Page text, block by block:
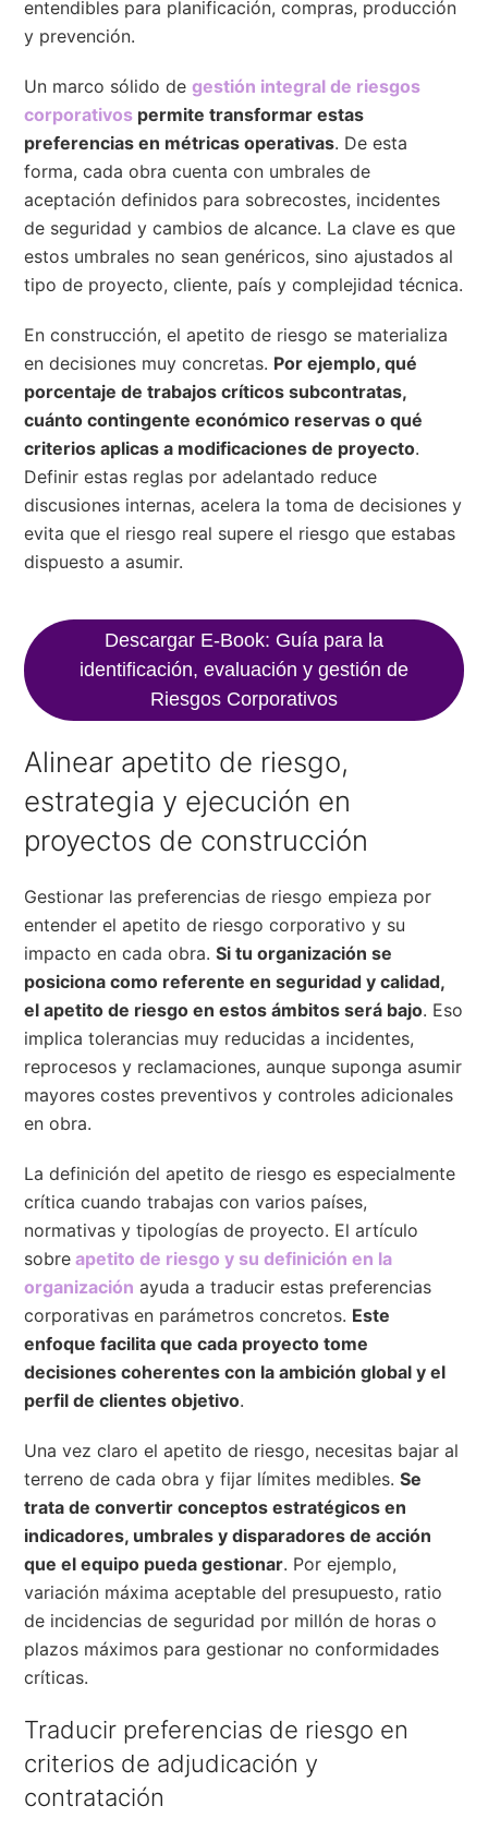
entendibles para planificación, compras, producción
y prevención.
Un marco sólido degestión integral de riesgos
corporativos permite transformar estas
preferencias en métricas operativas. De esta
forma, cada obra cuenta con umbrales de
aceptación definidos para sobrecostes, incidentes
de seguridad y cambios de alcance. La clave es que
estos umbrales no sean genéricos, sino ajustados al
tipo de proyecto, cliente, país y complejidad técnica.
En construcción, el apetito de riesgo se materializa
en decisiones muy concretas. Por ejemplo, qué
porcentaje de trabajos críticos subcontratas,
cuánto contingente económico reservas o qué
criterios aplicas a modificaciones de proyecto.
Definir estas reglas por adelantado reduce
discusiones internas, acelera la toma de decisiones y
evita que el riesgo real supere el riesgo que estabas
dispuesto a asumir.
Descargar E-Book: Guía para la
identificación, evaluación y gestión de
Riesgos Corporativos
Alinear apetito de riesgo,
estrategia y ejecución en
proyectos de construcción
Gestionar las preferencias de riesgo empieza por
entender el apetito de riesgo corporativo y su
impacto en cada obra.Si tu organización se
posiciona como referente en seguridad y calidad,
el apetito de riesgo en estos ámbitos será bajo. Eso
implica tolerancias muy reducidas a incidentes,
reprocesos y reclamaciones, aunque suponga asumir
mayores costes preventivos y controles adicionales
en obra.
La definición del apetito de riesgo es especialmente
crítica cuando trabajas con varios países,
normativas y tipologías de proyecto. El artículo
sobre apetito de riesgo y su definición en la
organización ayuda a traducir estas preferencias
corporativas en parámetros concretos. Este
enfoque facilita que cada proyecto tome
decisiones coherentes con la ambición global y el
perfil de clientes objetivo.
Una vez claro el apetito de riesgo, necesitas bajar al
terreno de cada obra y fijar límites medibles.Se
trata de convertir conceptos estratégicos en
indicadores, umbrales y disparadores de acción
que el equipo pueda gestionar. Por ejemplo,
variación máxima aceptable del presupuesto, ratio
de incidencias de seguridad por millón de horas o
plazos máximos para gestionar no conformidades
críticas.
Traducir preferencias de riesgo en
criterios de adjudicación y
contratación